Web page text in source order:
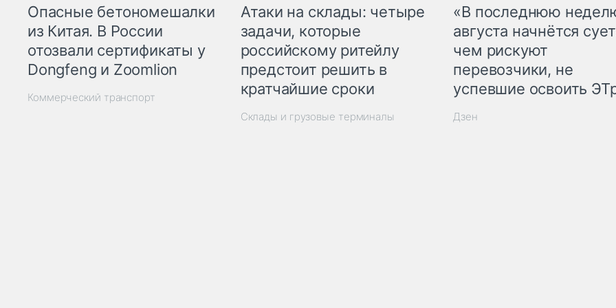
Опасные бетономешалки
из Китая. В России
отозвали сертификаты у
Dongfeng и Zoomlion
Коммерческий транспорт
Атаки на склады: четыре
задачи, которые
российскому ритейлу
предстоит решить в
кратчайшие сроки
Склады и грузовые терминалы
«В последнюю
августа начнётся
чем рискуют
перевозчики, не
успевшие освоить
Дзен